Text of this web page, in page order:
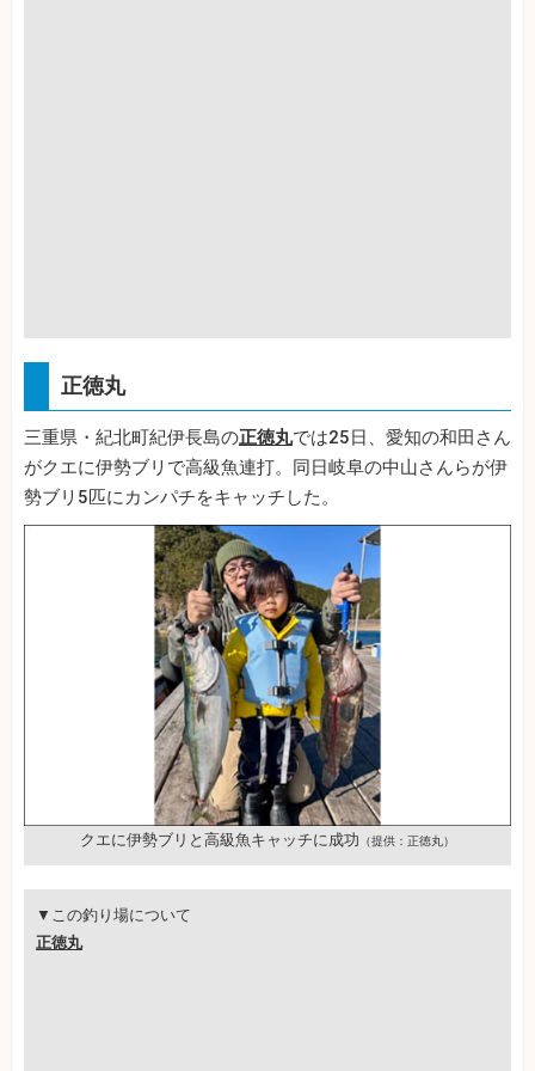
正徳丸
三重県・紀北町紀伊長島の正徳丸では25日、愛知の和田さん
がクエに伊勢ブリで高級魚連打。同日岐阜の中山さんらが伊
勢ブリ5匹にカンパチをキャッチした。
クエに伊勢ブリと高級魚キャッチに成功 （提供：正徳丸）
▼この釣り場について
正徳丸